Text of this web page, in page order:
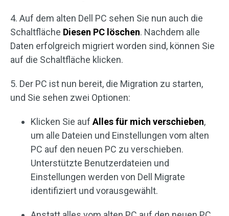
4. Auf dem alten Dell PC sehen Sie nun auch die
Schaltfläche Diesen PC löschen. Nachdem alle
Daten erfolgreich migriert worden sind, können Sie
auf die Schaltfläche klicken.
5. Der PC ist nun bereit, die Migration zu starten,
und Sie sehen zwei Optionen:
Klicken Sie auf Alles für mich verschieben,
um alle Dateien und Einstellungen vom alten
PC auf den neuen PC zu verschieben.
Unterstützte Benutzerdateien und
Einstellungen werden von Dell Migrate
identifiziert und vorausgewählt.